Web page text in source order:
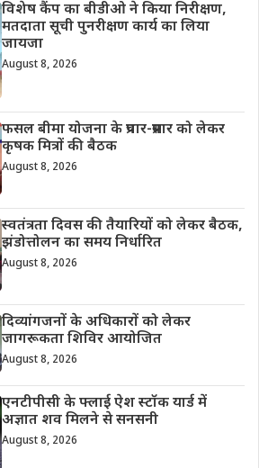
विशेष कैंप का बीडीओ ने किया निरीक्षण,
मतदाता सूची पुनरीक्षण कार्य का लिया
जायजा
August 8, 2026
फसल बीमा योजना के प्रचार-प्रसार को लेकर
कृषक मित्रों की बैठक
August 8, 2026
स्वतंत्रता दिवस की तैयारियों को लेकर बैठक,
झंडोत्तोलन का समय निर्धारित
August 8, 2026
दिव्यांगजनों के अधिकारों को लेकर
जागरूकता शिविर आयोजित
August 8, 2026
एनटीपीसी के फ्लाई ऐश स्टॉक यार्ड में
अज्ञात शव मिलने से सनसनी
August 8, 2026